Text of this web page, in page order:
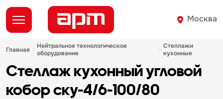
Москва
главная
нейтральное технологическое
оборудование
стеллажи
кухонные
стеллаж кухонный угловой
кобор ску-4/6-100/80